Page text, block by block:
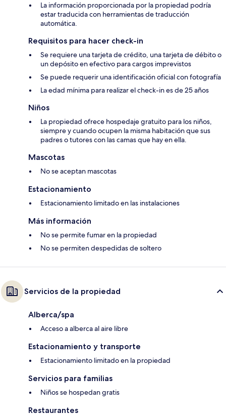
La información proporcionada por la propiedad podría
estar traducida con herramientas de traducción
automática.
Requisitos para hacer check-in
Se requiere una tarjeta de crédito, una tarjeta de débito o
un depósito en efectivo para cargos imprevistos
Se puede requerir una identificación oficial con fotografía
La edad mínima para realizar el check-in es de 25 años
Niños
La propiedad ofrece hospedaje gratuito para los niños,
siempre y cuando ocupen la misma habitación que sus
padres o tutores con las camas que hay en ella.
Mascotas
No se aceptan mascotas
Estacionamiento
Estacionamiento limitado en las instalaciones
Más información
No se permite fumar en la propiedad
No se permiten despedidas de soltero
Servicios de la propiedad
Alberca/spa
Acceso a alberca al aire libre
Estacionamiento y transporte
Estacionamiento limitado en la propiedad
Servicios para familias
Niños se hospedan gratis
Restaurantes